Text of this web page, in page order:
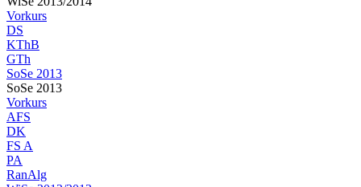
Vorkurs
DS
KThB
GTh
SoSe 2013
SoSe 2013
Vorkurs
AFS
DK
FS A
PA
RanAlg